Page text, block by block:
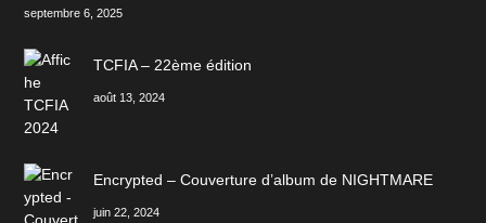
septembre 6, 2025
TCFIA – 22ème édition
août 13, 2024
Encrypted – Couverture d’album de NIGHTMARE
juin 22, 2024